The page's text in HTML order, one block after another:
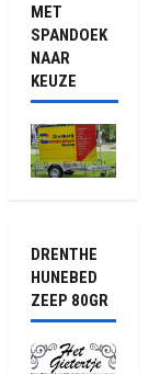
MET
SPANDOEK
NAAR
KEUZE
DRENTHE
HUNEBED
ZEEP 80GR